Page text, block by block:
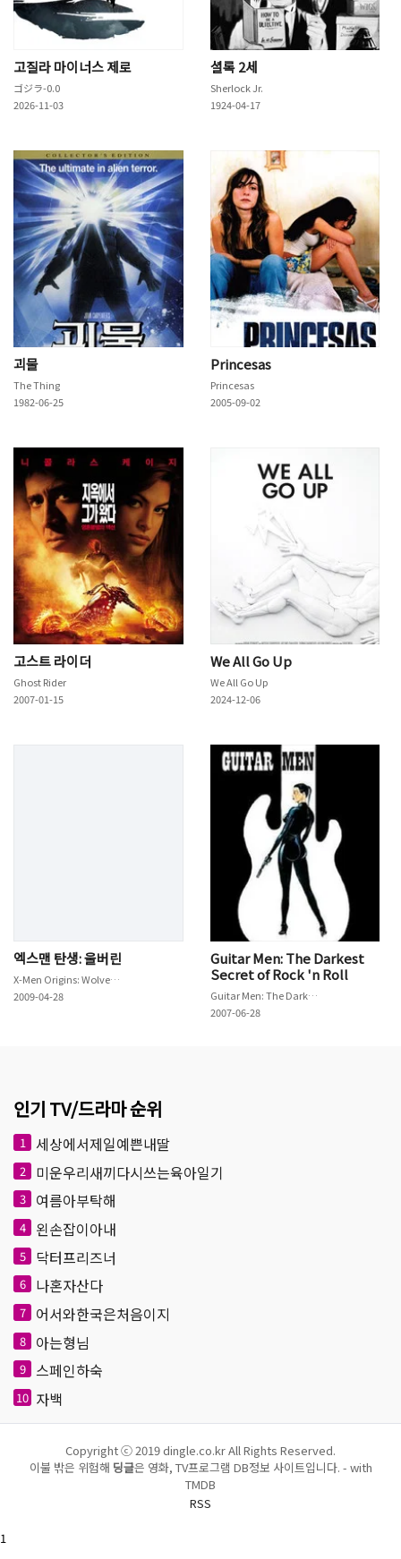
고질라 마이너스 제로
ゴジラ-0.0
2026-11-03
셜록 2세
Sherlock Jr.
1924-04-17
괴물
The Thing
1982-06-25
Princesas
Princesas
2005-09-02
고스트 라이더
Ghost Rider
2007-01-15
We All Go Up
We All Go Up
2024-12-06
엑스맨 탄생: 울버린
X-Men Origins: Wolverine
2009-04-28
Guitar Men: The Darkest
Secret of Rock 'n Roll
Guitar Men: The Darkest Secret of Rock 'n Roll
2007-06-28
인기 TV/드라마 순위
1 세상에서제일예쁜내딸
2 미운우리새끼다시쓰는육아일기
3 여름아부탁해
4 왼손잡이아내
5 닥터프리즈너
6 나혼자산다
7 어서와한국은처음이지
8 아는형님
9 스페인하숙
10 자백
Copyright ⓒ 2019 dingle.co.kr All Rights Reserved.
이불 밖은 위험해 딩글은 영화, TV프로그램 DB정보 사이트입니다. - with
TMDB
RSS
1